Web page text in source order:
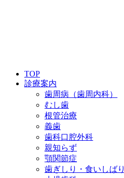
TOP
診療案内
歯周病 （歯周内科）
むし歯
根管治療
義歯
歯科口腔外科
親知らず
顎関節症
歯ぎしり・ 食いしばり